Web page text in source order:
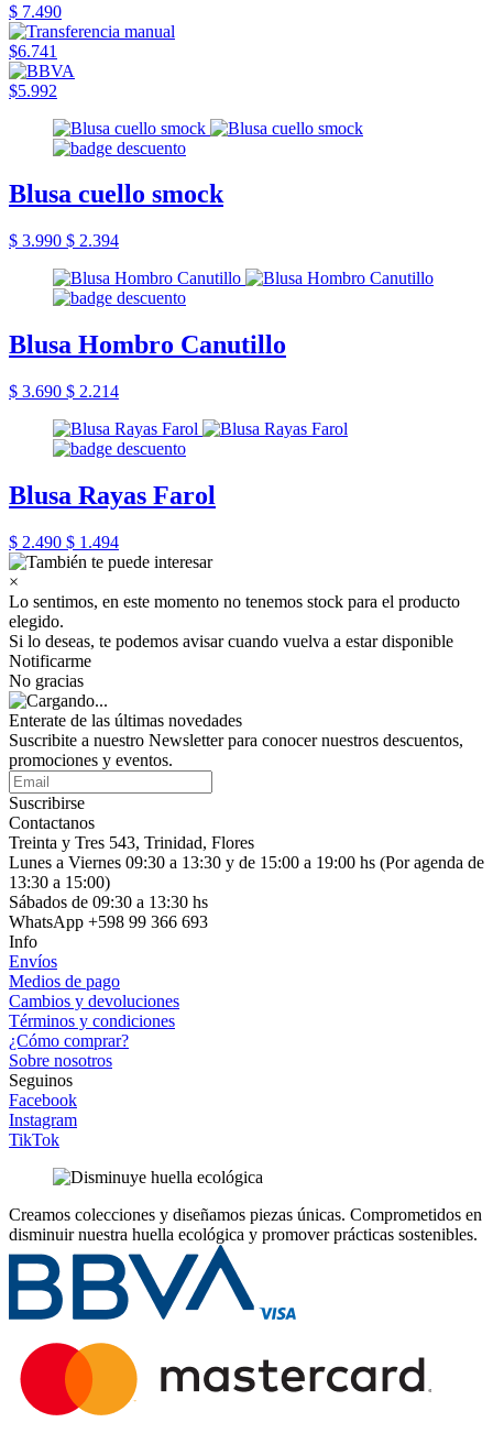
$ 7.490
$6.741
$5.992
Blusa cuello smock
$ 3.990 $ 2.394
Blusa Hombro Canutillo
$ 3.690 $ 2.214
Blusa Rayas Farol
$ 2.490 $ 1.494
×
Lo sentimos, en este momento no tenemos stock para el producto
elegido.
Si lo deseas, te podemos avisar cuando vuelva a estar disponible
Notificarme
No gracias
Enterate de las últimas novedades
Suscribite a nuestro Newsletter para conocer nuestros descuentos,
promociones y eventos.
Suscribirse
Contactanos
Treinta y Tres 543, Trinidad, Flores
Lunes a Viernes 09:30 a 13:30 y de 15:00 a 19:00 hs (Por agenda de
13:30 a 15:00)
Sábados de 09:30 a 13:30 hs
WhatsApp +598 99 366 693
Info
Envíos
Medios de pago
Cambios y devoluciones
Términos y condiciones
¿Cómo comprar?
Sobre nosotros
Seguinos
Facebook
Instagram
TikTok
Creamos colecciones y diseñamos piezas únicas. Comprometidos en
disminuir nuestra huella ecológica y promover prácticas sostenibles.